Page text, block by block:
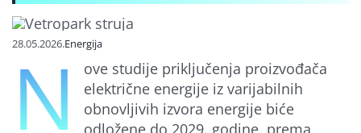
Zelena privreda
Finansiranje
28.05.2026.Energija
N
ove studije priključenja proizvođača
električne energije iz varijabilnih
obnovljivih izvora energije biće
odložene do 2029. godine, prema